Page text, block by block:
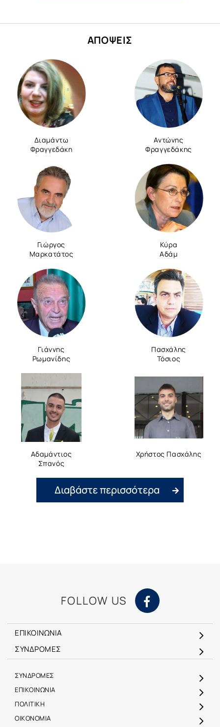
ΑΠΟΨΕΙΣ
Διαμάντω
Φραγγεδάκη
Αντώνης
Φραγγεδάκης
Γιώργος
Μαρκατάτος
Κύρα
Αδάμ
Γιάννης
Ρωμανίδης
Πασχάλης
Τόσιος
Αδαμάντιος
Σπανός
Χρήστος Πασχάλης
Διαβάστε περισσότερα
FOLLOW US
ΕΠΙΚΟΙΝΩΝΙΑ
ΣΥΝΔΡΟΜΕΣ
ΣΥΝΔΡΟΜΕΣ
ΕΠΙΚΟΙΝΩΝΙΑ
ΠΟΛΙΤΙΚΗ
ΟΙΚΟΝΟΜΙΑ